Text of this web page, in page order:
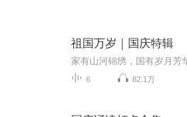
祖国万岁｜国庆特辑
6 82.1万